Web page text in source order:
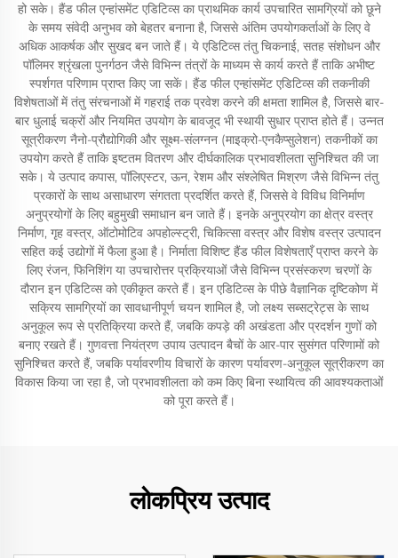
हो सके। हैंड फील एन्हांसमेंट एडिटिव्स का प्राथमिक कार्य उपचारित सामग्रियों को छूने
के समय संवेदी अनुभव को बेहतर बनाना है, जिससे अंतिम उपयोगकर्ताओं के लिए वे
अधिक आकर्षक और सुखद बन जाते हैं। ये एडिटिव्स तंतु चिकनाई, सतह संशोधन और
पॉलिमर श्रृंखला पुनर्गठन जैसे विभिन्न तंत्रों के माध्यम से कार्य करते हैं ताकि अभीष्ट
स्पर्शगत परिणाम प्राप्त किए जा सकें। हैंड फील एन्हांसमेंट एडिटिव्स की तकनीकी
विशेषताओं में तंतु संरचनाओं में गहराई तक प्रवेश करने की क्षमता शामिल है, जिससे बार-
बार धुलाई चक्रों और नियमित उपयोग के बावजूद भी स्थायी सुधार प्राप्त होते हैं। उन्नत
सूत्रीकरण नैनो-प्रौद्योगिकी और सूक्ष्म-संलग्नन (माइक्रो-एनकैप्सुलेशन) तकनीकों का
उपयोग करते हैं ताकि इष्टतम वितरण और दीर्घकालिक प्रभावशीलता सुनिश्चित की जा
सके। ये उत्पाद कपास, पॉलिएस्टर, ऊन, रेशम और संश्लेषित मिश्रण जैसे विभिन्न तंतु
प्रकारों के साथ असाधारण संगतता प्रदर्शित करते हैं, जिससे वे विविध विनिर्माण
अनुप्रयोगों के लिए बहुमुखी समाधान बन जाते हैं। इनके अनुप्रयोग का क्षेत्र वस्त्र
निर्माण, गृह वस्त्र, ऑटोमोटिव अपहोल्स्ट्री, चिकित्सा वस्त्र और विशेष वस्त्र उत्पादन
सहित कई उद्योगों में फैला हुआ है। निर्माता विशिष्ट हैंड फील विशेषताएँ प्राप्त करने के
लिए रंजन, फिनिशिंग या उपचारोत्तर प्रक्रियाओं जैसे विभिन्न प्रसंस्करण चरणों के
दौरान इन एडिटिव्स को एकीकृत करते हैं। इन एडिटिव्स के पीछे वैज्ञानिक दृष्टिकोण में
सक्रिय सामग्रियों का सावधानीपूर्ण चयन शामिल है, जो लक्ष्य सब्सट्रेट्स के साथ
अनुकूल रूप से प्रतिक्रिया करते हैं, जबकि कपड़े की अखंडता और प्रदर्शन गुणों को
बनाए रखते हैं। गुणवत्ता नियंत्रण उपाय उत्पादन बैचों के आर-पार सुसंगत परिणामों को
सुनिश्चित करते हैं, जबकि पर्यावरणीय विचारों के कारण पर्यावरण-अनुकूल सूत्रीकरण का
विकास किया जा रहा है, जो प्रभावशीलता को कम किए बिना स्थायित्व की आवश्यकताओं
को पूरा करते हैं।
लोकप्रिय उत्पाद